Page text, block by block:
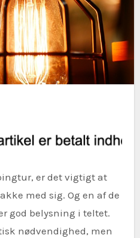
med sig. Og en af de
god belysning i teltet.
nødvendighed, men